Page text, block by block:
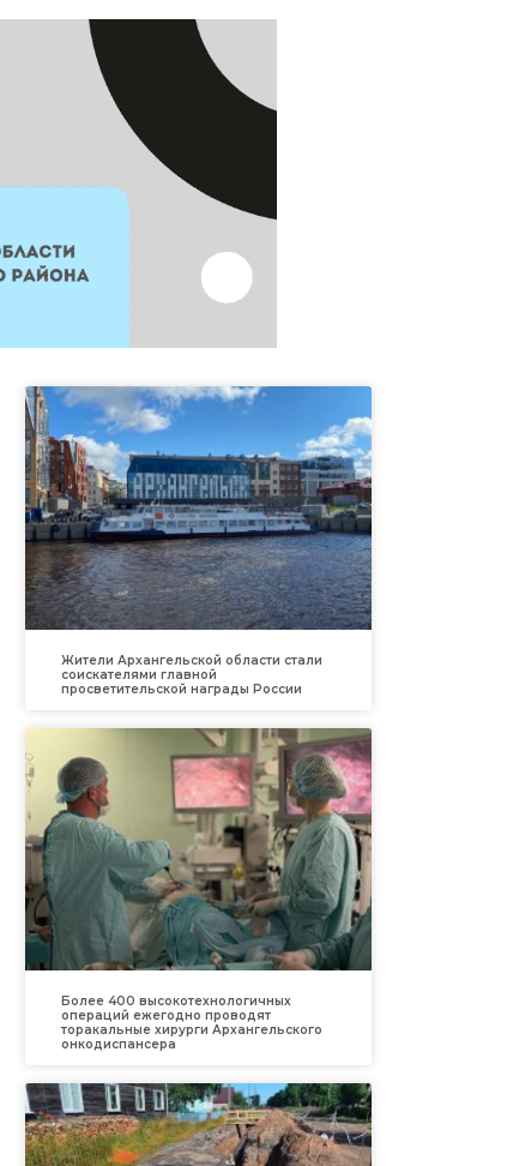
Жители Архангельской области стали
соискателями главной
просветительской награды России
Более 400 высокотехнологичных
операций ежегодно проводят
торакальные хирурги Архангельского
онкодиспансера